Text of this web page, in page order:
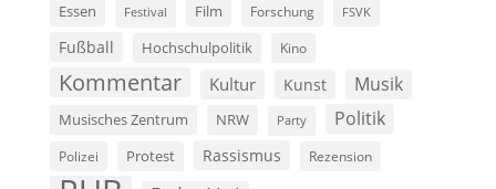
Essen Festival Film Forschung FSVK
Fußball Hochschulpolitik Kino
Kommentar Kultur Kunst Musik
Musisches Zentrum NRW Party Politik
Polizei Protest Rassismus Rezension